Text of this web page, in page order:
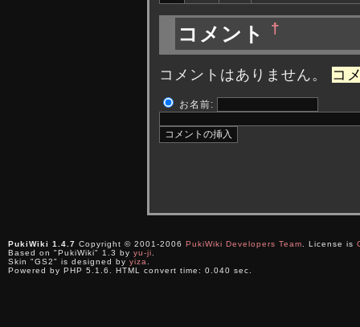
コメント †
コメントはありません。 コ
お名前:
PukiWiki 1.4.7 Copyright © 2001-2006 PukiWiki Developers Team. License is
Based on "PukiWiki" 1.3 by yu-ji.
Skin "GS2" is designed by yiza.
Powered by PHP 5.1.6. HTML convert time: 0.040 sec.